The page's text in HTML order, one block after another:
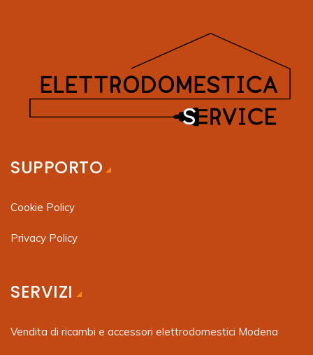
SUPPORTO
Cookie Policy
Privacy Policy
SERVIZI
Vendita di ricambi e accessori elettrodomestici Modena